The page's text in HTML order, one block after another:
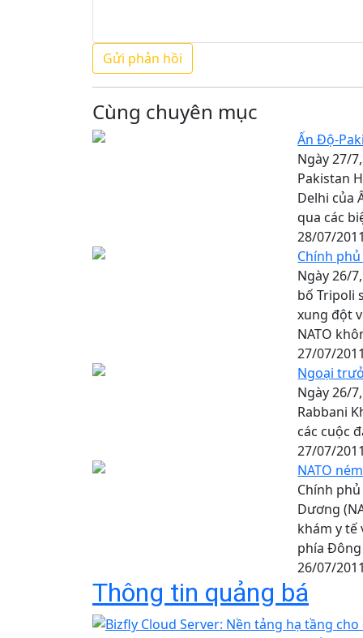
Cùng chuyên mục
Ấn Độ-
Ngày 27/
Pakistan
Delhi của
qua các
28/07/2011
Chính
Ngày 26/
bố Tripoli
xung đột
NATO
27/07/2011
Ngoại
Ngày 26/
Rabbani
các cuộc
27/07/2011
NATO
Chính
Dương
khám y tế
phía
26/07/2011
Thông tin quảng bá